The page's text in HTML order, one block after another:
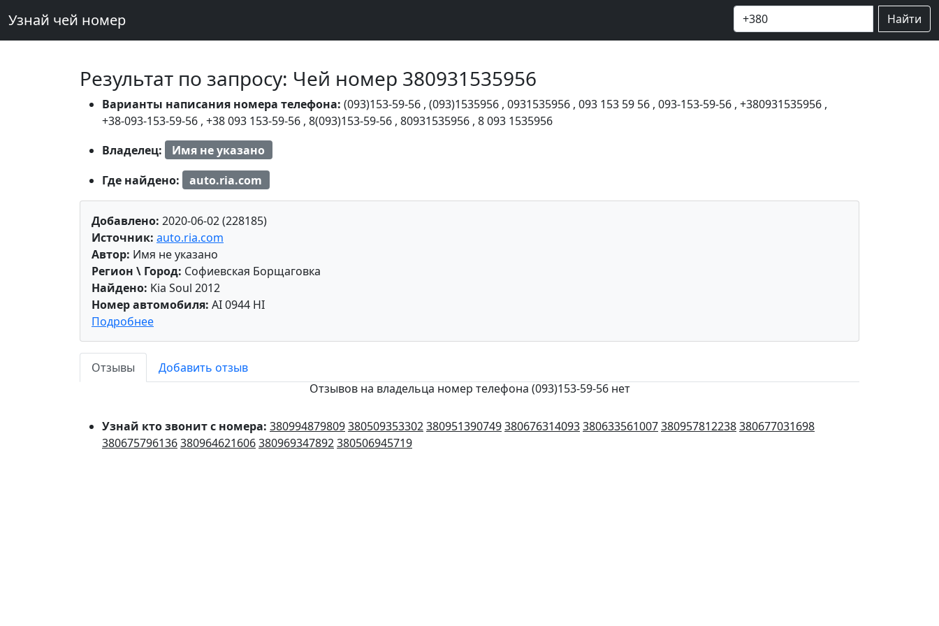
Узнай чей номер Найти
Результат по запросу: Чей номер 380931535956
Варианты написания номера телефона: (093)153-59-56 , (093)1535956 , 0931535956 , 093 153 59 56 , 093-153-59-56 , +380931535956 ,
+38-093-153-59-56 , +38 093 153-59-56 , 8(093)153-59-56 , 80931535956 , 8 093 1535956
Владелец:
Имя не указано
Где найдено:
auto.ria.com
Добавлено: 2020-06-02 (228185)
Источник: auto.ria.com
Автор: Имя не указано
Регион \ Город: Софиевская Борщаговка
Найдено: Kia Soul 2012
Номер автомобиля: AI 0944 HI
Подробнее
Отзывы
Добавить отзыв
Отзывов на владельца номер телефона (093)153-59-56 нет
Узнай кто звонит с номера: 380994879809380509353302380951390749380676314093380633561007380957812238380677031698
380675796136380964621606380969347892380506945719